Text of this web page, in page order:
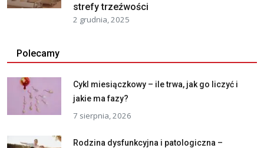
strefy trzeźwości
2 grudnia, 2025
Polecamy
Cykl miesiączkowy – ile trwa, jak go liczyć i
jakie ma fazy?
7 sierpnia, 2026
Rodzina dysfunkcyjna i patologiczna –